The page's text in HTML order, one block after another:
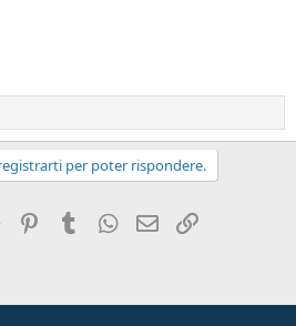
per poter rispondere.
Reddit PinterestTumblrWhatsApp
e-mail